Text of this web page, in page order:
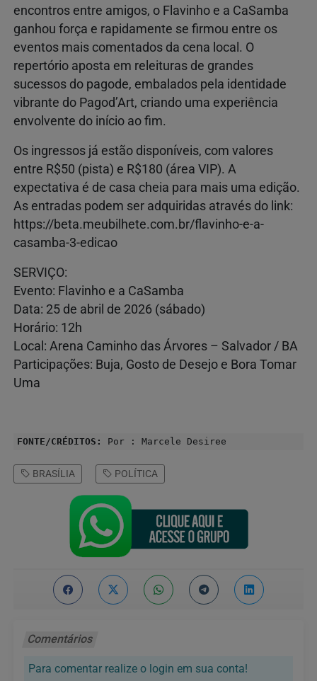
encontros entre amigos, o Flavinho e a CaSamba
ganhou força e rapidamente se firmou entre os
eventos mais comentados da cena local. O
repertório aposta em releituras de grandes
sucessos do pagode, embalados pela identidade
vibrante do Pagod’Art, criando uma experiência
envolvente do início ao fim.
Os ingressos já estão disponíveis, com valores
entre R$50 (pista) e R$180 (área VIP). A
expectativa é de casa cheia para mais uma edição.
As entradas podem ser adquiridas através do link:
https://beta.meubilhete.com.br/flavinho-e-a-
casamba-3-edicao
SERVIÇO:
Evento: Flavinho e a CaSamba
Data: 25 de abril de 2026 (sábado)
Horário: 12h
Local: Arena Caminho das Árvores – Salvador / BA
Participações: Buja, Gosto de Desejo e Bora Tomar
Uma
FONTE/CRÉDITOS: Por : Marcele Desiree
BRASÍLIA POLÍTICA
Comentários
Para comentar realize o login em sua conta!